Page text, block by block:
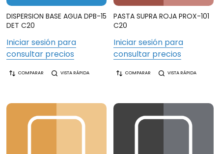
DISPERSION BASE AGUA DPB-15
DET C20
Iniciar sesión para
consultar precios
COMPARAR VISTA RÁPIDA
PASTA SUPRA ROJA PROX-101
C20
Iniciar sesión para
consultar precios
COMPARAR VISTA RÁPIDA